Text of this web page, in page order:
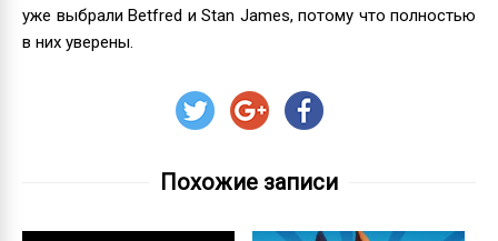
уже выбрали Betfred и Stan James, потому что полностью
в них уверены.
Похожие записи